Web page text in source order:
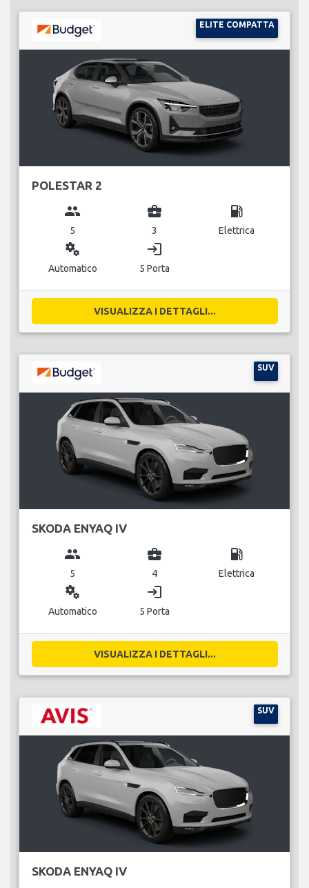
ELITE COMPATTA
POLESTAR 2
group
5
business_center
3
local_gas_station
Elettrica
miscellaneous_services
Automatico
login
5 Porta
VISUALIZZA I DETTAGLI...
SUV
SKODA ENYAQ IV
group
5
business_center
4
local_gas_station
Elettrica
miscellaneous_services
Automatico
login
5 Porta
VISUALIZZA I DETTAGLI...
SUV
SKODA ENYAQ IV